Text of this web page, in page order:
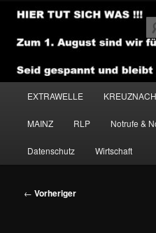
Zum
primären
Inhalt
EXTRAWELLE KREUZNACH
MAINZ RLP Notrufe &
Datenschutz Wirtschaft
Beitragsnavigation
← Vorheriger